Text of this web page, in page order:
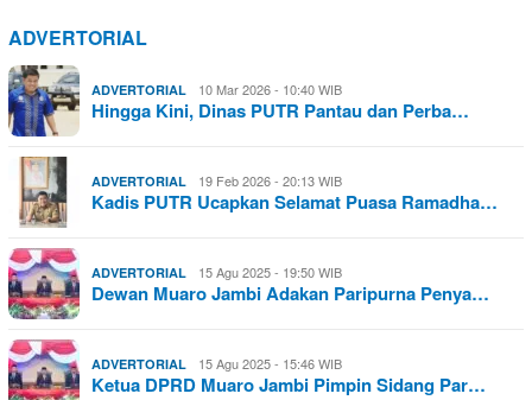
ADVERTORIAL
ADVERTORIAL 10 Mar 2026 - 10:40 WIB
Hingga Kini, Dinas PUTR Pantau dan Perba…
ADVERTORIAL 19 Feb 2026 - 20:13 WIB
Kadis PUTR Ucapkan Selamat Puasa Ramadha…
ADVERTORIAL 15 Agu 2025 - 19:50 WIB
Dewan Muaro Jambi Adakan Paripurna Penya…
ADVERTORIAL 15 Agu 2025 - 15:46 WIB
Ketua DPRD Muaro Jambi Pimpin Sidang Par…